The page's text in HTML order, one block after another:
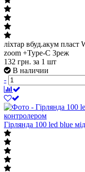
ліхтар вбуд.акум
zoom +Type-C 3реж
132 грн. за 1 шт
В наличии
-
Гірлянда 100 led blue